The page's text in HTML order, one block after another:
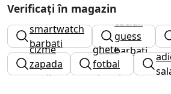
Verificați în magazin
smartwatch
barbati
caciuli
guess
barbati
cizme
zapada
copii
ghete
fotbal
sintetic